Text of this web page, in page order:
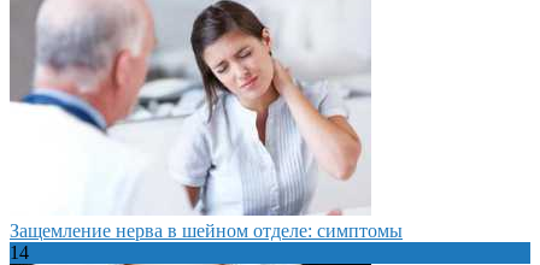
Защемление нерва в шейном отделе: симптомы
14